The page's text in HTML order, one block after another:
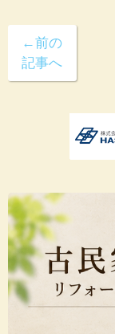
←前の
記事へ